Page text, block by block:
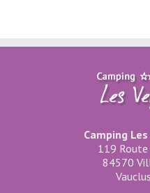
Camping
119 Route
84570